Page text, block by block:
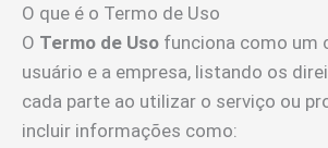
O que é o Termo de Uso
O Termo de Uso funciona como um
usuário e a empresa, listando os
cada parte ao utilizar o serviço ou
incluir informações como: